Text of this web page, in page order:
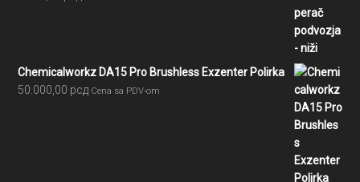
Chemicalworkz DA15 Pro Brushless Exzenter Polirka
50.000,00 рсд Cena sa PDV-om